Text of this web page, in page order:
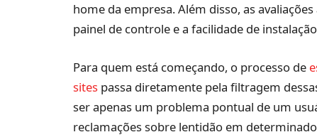
home da empresa. Além disso, as
painel de controle e a facilidade de
Para quem está começando, o processo de
sites passa diretamente pela filtragem
ser apenas um problema pontual de um
reclamações sobre lentidão em